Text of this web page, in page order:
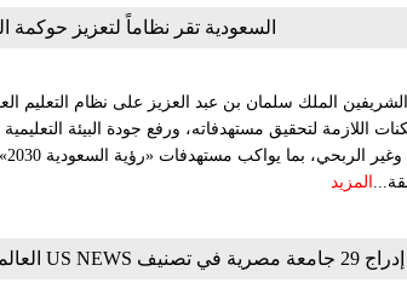
السعودية تقر نظاماً لتعزيز حوكمة
الملك سلمان بن عبد العزيز على نظام التعليم
اللازمة لتحقيق مستهدفاته، ورفع جودة البيئة
المزيد
إدراج 29 جامعة مصرية في تصنيف US NEWS العالمي لأفضل الجامعات للعام 2027/2026